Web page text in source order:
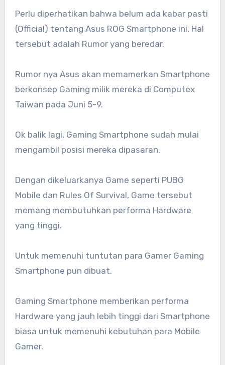
Perlu diperhatikan bahwa belum ada kabar pasti
(Official) tentang Asus ROG Smartphone ini, Hal
tersebut adalah Rumor yang beredar.
Rumor nya Asus akan memamerkan Smartphone
berkonsep Gaming milik mereka di Computex
Taiwan pada Juni 5-9.
Ok balik lagi, Gaming Smartphone sudah mulai
mengambil posisi mereka dipasaran.
Dengan dikeluarkanya Game seperti PUBG
Mobile dan Rules Of Survival, Game tersebut
memang membutuhkan performa Hardware
yang tinggi.
Untuk memenuhi tuntutan para Gamer Gaming
Smartphone pun dibuat.
Gaming Smartphone memberikan performa
Hardware yang jauh lebih tinggi dari Smartphone
biasa untuk memenuhi kebutuhan para Mobile
Gamer.